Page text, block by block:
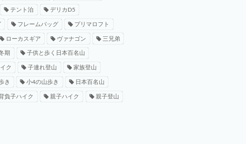
テント泊 デリカD5
フレームバッグ プリマロフト
ローカスギア ヴァナゴン 三兄弟
期 子供と歩く日本百名山
ク 子連れ登山 家族登山
き 小4の山歩き 日本百名山
負子ハイク 親子ハイク 親子登山